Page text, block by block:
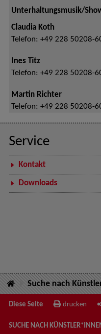
Unterhaltungsmusik/
Claudia Koth
Telefon: +49 228 50208-
Ines Titz
Telefon: +49 228 50208-
Martin Richter
Telefon: +49 228 50208-
Service
Kontakt
Downloads
Suche nach
Diese Seite drucken
SUCHE NACH